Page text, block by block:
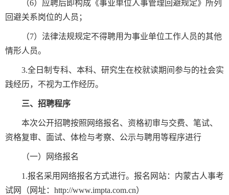
（6）应聘后即构成《事业单位人事管理回避规定》所列
回避关系岗位的人员；
（7）法律法规规定不得聘用为事业单位工作人员的其他
情形人员。
3.全日制专科、本科、研究生在校就读期间参与的社会实
践经历，不视为工作经历。
三、招聘程序
本次公开招聘按照网络报名、资格初审与交费、笔试、
资格复审、面试、体检与考察、公示与聘用等程序进行
（一）网络报名
1.报名采用网络报名方式进行。报名网站：内蒙古人事考
试网（网址：http://www.impta.com.cn）